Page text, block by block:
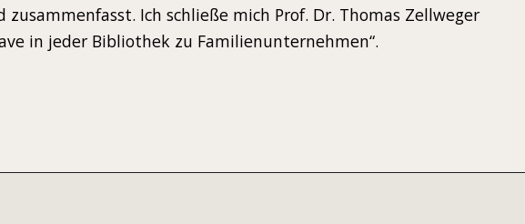
Ich schließe mich Prof. Dr. Thomas Zellweger
in jeder Bibliothek zu Familienunternehmen“.